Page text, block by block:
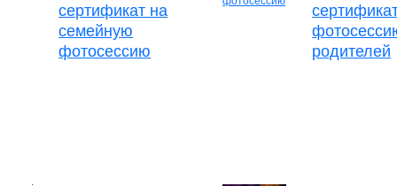
сертификат на
семейную
фотосессию
родителей